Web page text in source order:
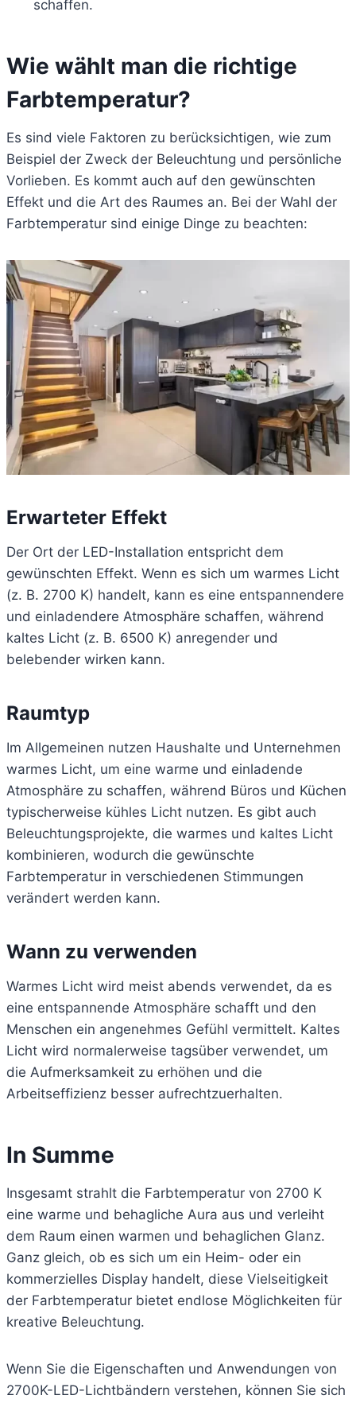
schaffen.
Wie wählt man die richtige
Farbtemperatur?
Es sind viele Faktoren zu berücksichtigen, wie zum
Beispiel der Zweck der Beleuchtung und persönliche
Vorlieben. Es kommt auch auf den gewünschten
Effekt und die Art des Raumes an. Bei der Wahl der
Farbtemperatur sind einige Dinge zu beachten:
Erwarteter Effekt
Der Ort der LED-Installation entspricht dem
gewünschten Effekt. Wenn es sich um warmes Licht
(z. B. 2700 K) handelt, kann es eine entspannendere
und einladendere Atmosphäre schaffen, während
kaltes Licht (z. B. 6500 K) anregender und
belebender wirken kann.
Raumtyp
Im Allgemeinen nutzen Haushalte und Unternehmen
warmes Licht, um eine warme und einladende
Atmosphäre zu schaffen, während Büros und Küchen
typischerweise kühles Licht nutzen. Es gibt auch
Beleuchtungsprojekte, die warmes und kaltes Licht
kombinieren, wodurch die gewünschte
Farbtemperatur in verschiedenen Stimmungen
verändert werden kann.
Wann zu verwenden
Warmes Licht wird meist abends verwendet, da es
eine entspannende Atmosphäre schafft und den
Menschen ein angenehmes Gefühl vermittelt. Kaltes
Licht wird normalerweise tagsüber verwendet, um
die Aufmerksamkeit zu erhöhen und die
Arbeitseffizienz besser aufrechtzuerhalten.
In Summe
Insgesamt strahlt die Farbtemperatur von 2700 K
eine warme und behagliche Aura aus und verleiht
dem Raum einen warmen und behaglichen Glanz.
Ganz gleich, ob es sich um ein Heim- oder ein
kommerzielles Display handelt, diese Vielseitigkeit
der Farbtemperatur bietet endlose Möglichkeiten für
kreative Beleuchtung.
Wenn Sie die Eigenschaften und Anwendungen von
2700K-LED-Lichtbändern verstehen, können Sie sich